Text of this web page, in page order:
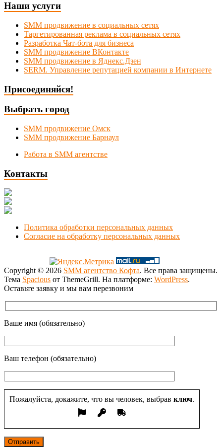
Наши услуги
SMM продвижение в социальных сетях
Таргетированная реклама в социальных сетях
Разработка Чат-бота для бизнеса
SMM продвижение ВКонтакте
SMM продвижение в Яднекс.Дзен
SERM. Управление репутацией компании в Интернете
Присоединяйся!
Выбрать город
SMM продвижение Омск
SMM продвижение Барнаул
Работа в SMM агентстве
Контакты
Политика обработки персональных данных
Согласие на обработку персональных данных
Copyright © 2026 SMM агентство Кофта. Все права защищены.
Тема Spacious от ThemeGrill. На платформе: WordPress.
Оставьте заявку и мы вам перезвоним
Ваше имя (обязательно)
Ваш телефон (обязательно)
Пожалуйста, докажите, что вы человек, выбрав ключ.